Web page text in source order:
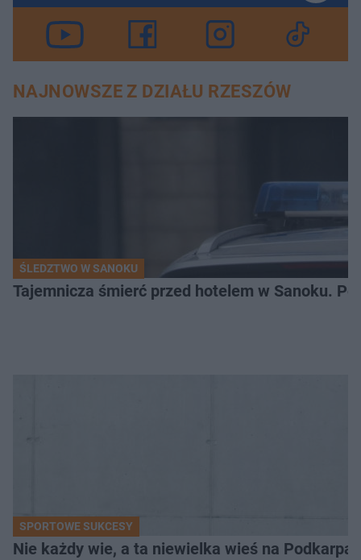
NAJNOWSZE Z DZIAŁU RZESZÓW
ŚLEDZTWO W SANOKU
Tajemnicza śmierć przed hotelem w Sanoku.
SPORTOWE SUKCESY
Nie każdy wie, a ta niewielka wieś na